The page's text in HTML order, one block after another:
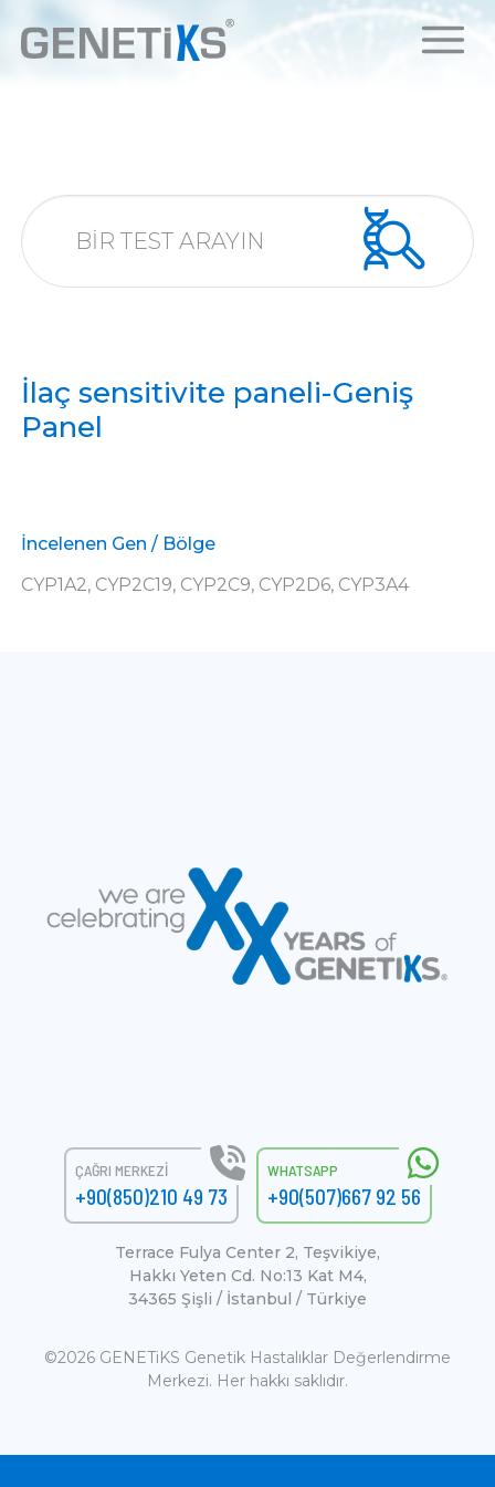
İlaç sensitivite paneli-Geniş
Panel
İncelenen Gen / Bölge
CYP1A2, CYP2C19, CYP2C9, CYP2D6, CYP3A4
ÇAĞRI MERKEZI
+90(850)210 49 73
WHATSAPP
+90(507)667 92 56
Terrace Fulya Center 2, Teşvikiye,
Hakkı Yeten Cd. No:13 Kat M4,
34365 Şişli / İstanbul / Türkiye
©2026 GENETiKS Genetik Hastalıklar Değerlendirme
Merkezi. Her hakkı saklıdır.